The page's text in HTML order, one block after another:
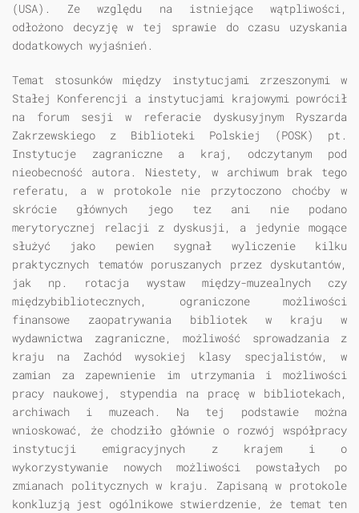
(USA). Ze względu na istniejące wątpliwości,
odłożono decyzję w tej sprawie do czasu uzyskania
dodatkowych wyjaśnień.
Temat stosunków między instytucjami zrzeszonymi w
Stałej Konferencji a instytucjami krajowymi powrócił
na forum sesji w referacie dyskusyjnym Ryszarda
Zakrzewskiego z Biblioteki Polskiej (POSK) pt.
Instytucje zagraniczne a kraj, odczytanym pod
nieobecność autora. Niestety, w archiwum brak tego
referatu, a w protokole nie przytoczono choćby w
skrócie głównych jego tez ani nie podano
merytorycznej relacji z dyskusji, a jedynie mogące
służyć jako pewien sygnał wyliczenie kilku
praktycznych tematów poruszanych przez dyskutantów,
jak np. rotacja wystaw między-muzealnych czy
międzybibliotecznych, ograniczone możliwości
finansowe zaopatrywania bibliotek w kraju w
wydawnictwa zagraniczne, możliwość sprowadzania z
kraju na Zachód wysokiej klasy specjalistów, w
zamian za zapewnienie im utrzymania i możliwości
pracy naukowej, stypendia na pracę w bibliotekach,
archiwach i muzeach. Na tej podstawie można
wnioskować, że chodziło głównie o rozwój współpracy
instytucji emigracyjnych z krajem i o
wykorzystywanie nowych możliwości powstałych po
zmianach politycznych w kraju. Zapisaną w protokole
konkluzją jest ogólnikowe stwierdzenie, że temat ten